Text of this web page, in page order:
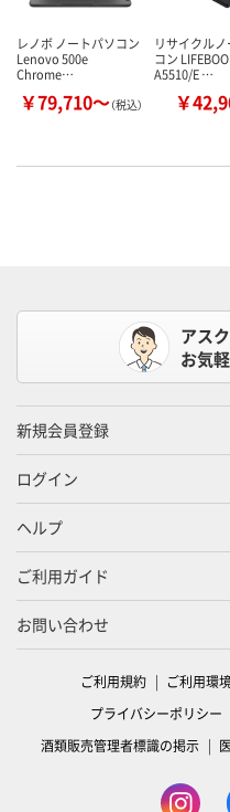
レノボ ノートパソコン
Lenovo 500e
Chrome…
￥79,710～（税込）
リサイクル
コン
A5510/E …
￥
アス
お気
新規会員登録
ログイン
ヘルプ
ご利用ガイド
お問い合わせ
ご利用規約 ご利用環
プライバシーポリシー
酒類販売管理者標識の掲示